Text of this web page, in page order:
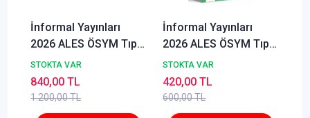
İnformal Yayınları
2026 ALES ÖSYM Tıpkı
Basım Çıkmış Soru
24'lü Deneme Paketi
Video ve Dijital
Çözümlü Türkiye
STOKTA VAR
1.200,00 TL
840,00 TL
İnformal Yayınları
2026 ALES ÖSYM Tıpkı
Basım Çıkmış Soru
12'li Deneme
STOKTA VAR
600,00 TL
420,00 TL